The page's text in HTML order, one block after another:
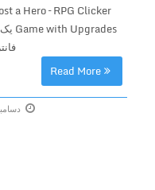
Almost a Hero – RPG Clicker
Game with Upgrades یک بازی
فانتزی...
Read More
دسامبر 1, 2017